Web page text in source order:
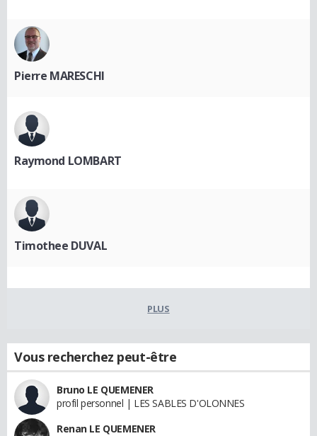
Pierre MARESCHI
Raymond LOMBART
Timothee DUVAL
PLUS
Vous recherchez peut-être
Bruno LE QUEMENER
profil personnel | LES SABLES D'OLONNES
Renan LE QUEMENER